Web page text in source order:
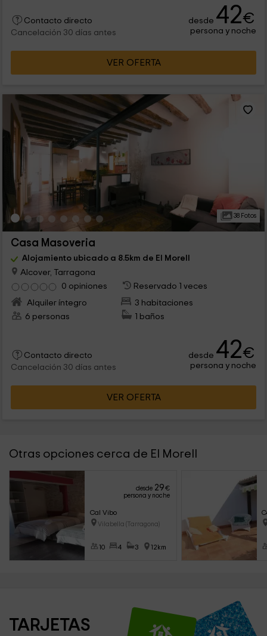
Contacto directo
Cancelación 30 días antes
desde 42€
persona y noche
VER OFERTA
38 Fotos
Casa Masoveria
Alojamiento ubicado a 8.5km de El Morell
Alcover, Tarragona
0 opiniones
Reservado 1 veces
Alquiler íntegro
3 habitaciones
6 personas
1 baños
Contacto directo
Cancelación 30 días antes
desde 42€
persona y noche
VER OFERTA
Otras opciones cerca de El Morell
desde 29€
persona y noche
Cal Vibo
Vilabella (Tarragona)
10 4 3 12km
TARJETAS